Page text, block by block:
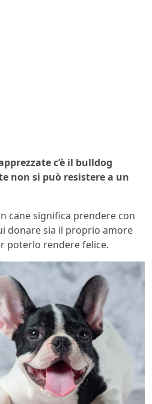
c’è il bulldog
non si può resistere a un
cane significa prendere con
donare sia il proprio amore
poterlo rendere felice.